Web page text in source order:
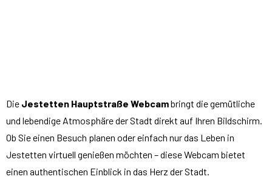
Die Jestetten Hauptstraße Webcambringt die gemütliche
und lebendige Atmosphäre der Stadt direkt auf Ihren Bildschirm.
Ob Sie einen Besuch planen oder einfach nur das Leben in
Jestetten virtuell genießen möchten – diese Webcam bietet
einen authentischen Einblick in das Herz der Stadt.